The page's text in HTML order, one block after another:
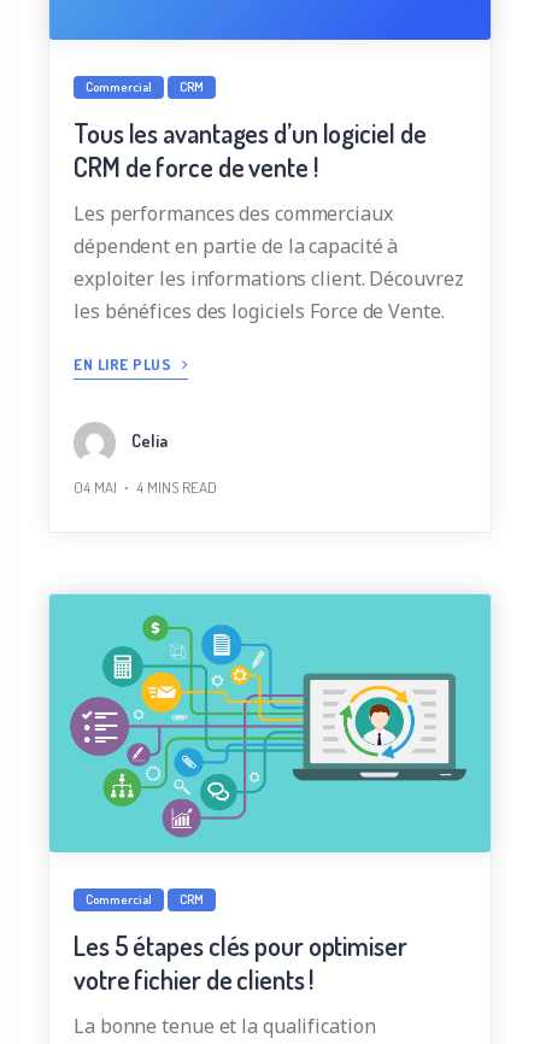
Commercial CRM
Tous les avantages d’un logiciel de
CRM de force de vente !
Les performances des commerciaux
dépendent en partie de la capacité à
exploiter les informations client. Découvrez
les bénéfices des logiciels Force de Vente.
EN LIRE PLUS
Celia
04 MAI 4 MINS READ
Commercial CRM
Les 5 étapes clés pour optimiser
votre fichier de clients !
La bonne tenue et la qualification